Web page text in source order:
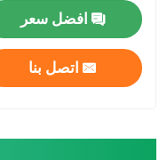
افضل سعر
اتصل بنا